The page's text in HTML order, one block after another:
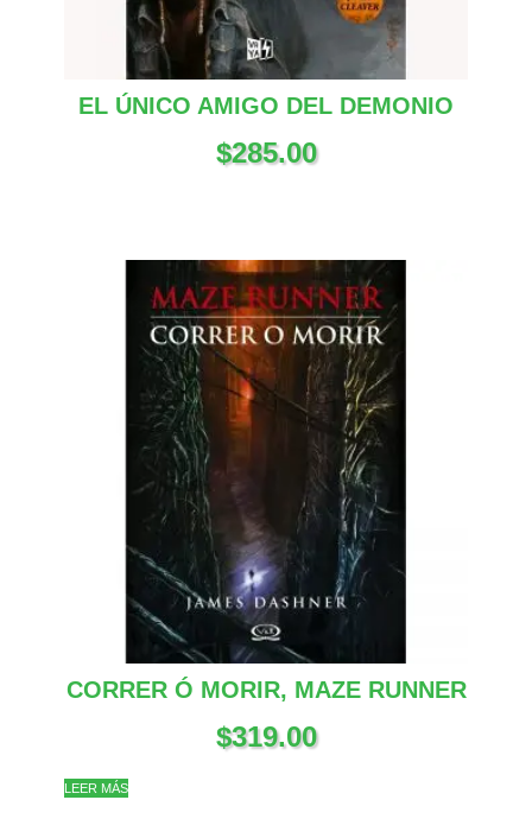
EL ÚNICO AMIGO DEL DEMONIO
$285.00
CORRER Ó MORIR, MAZE RUNNER
$319.00
LEER MÁS